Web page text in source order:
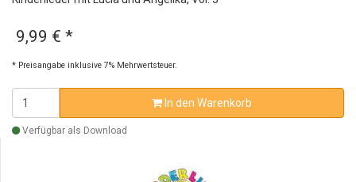
9,99 € *
* Preisangabe inklusive 7% Mehrwertsteuer.
In den Warenkorb
Verfügbar als Download